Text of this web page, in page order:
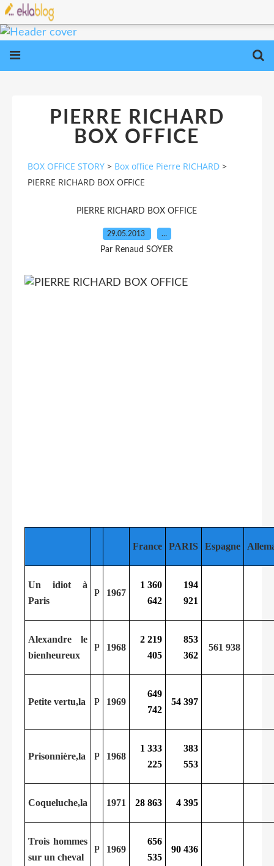
PIERRE RICHARD
BOX OFFICE
BOX OFFICE STORY > Box office Pierre RICHARD >
PIERRE RICHARD BOX OFFICE
PIERRE RICHARD BOX OFFICE
29.05.2013 …
Par Renaud SOYER
France PARIS Espagne
Un idiot à
Paris
P 1967
1 360
642
194
921
Alexandre le
bienheureux
P 1968
2 219
405
853
362
561 938
Petite vertu,la P 1969
649
742
54 397
Prisonnière,la P 1968
1 333
225
383
553
Coqueluche,la 1971 28 863 4 395
Trois hommes
sur un cheval
P 1969
656
535
90 436